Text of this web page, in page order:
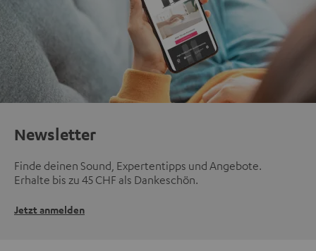
Newsletter
Finde deinen Sound, Expertentipps und Angebote.
Erhalte bis zu 45 CHF als Dankeschön.
Jetzt anmelden